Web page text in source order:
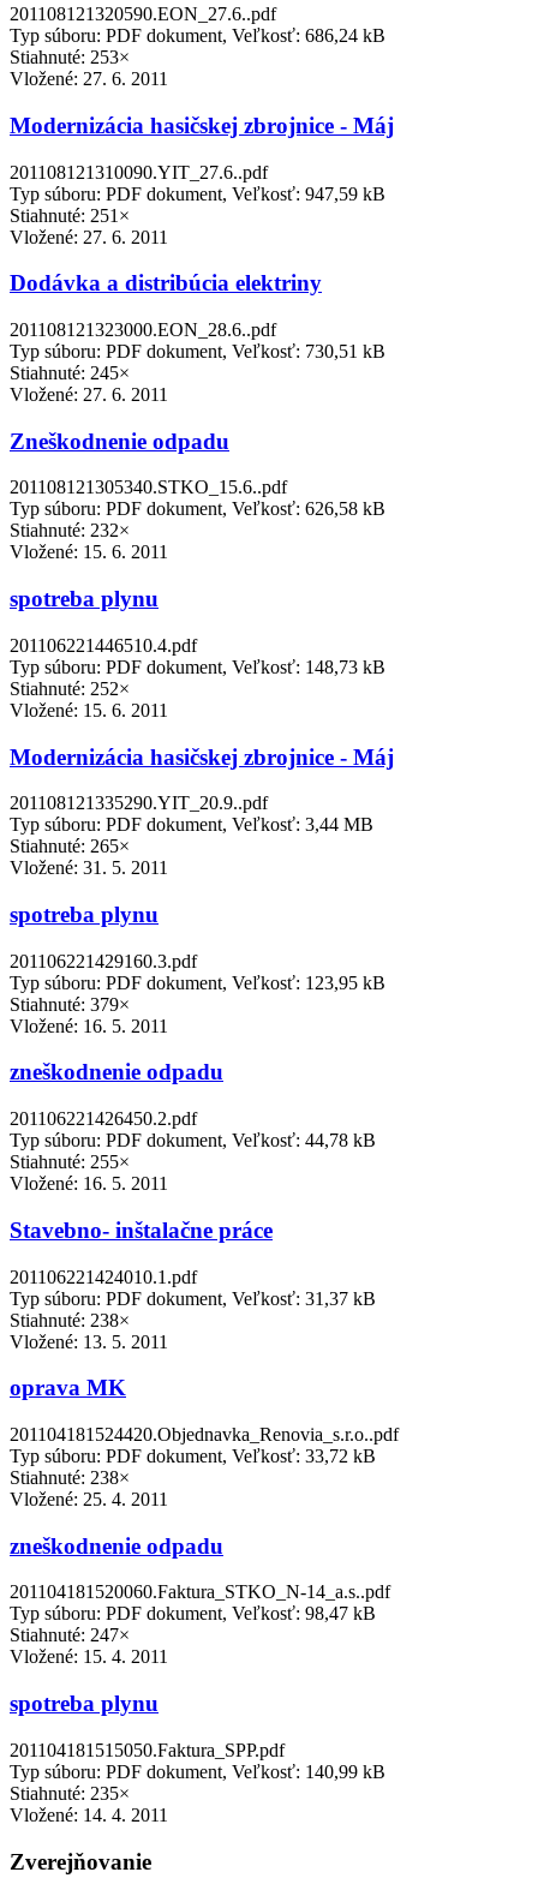
201108121320590.EON_27.6..pdf
Typ súboru: PDF dokument, Veľkosť: 686,24 kB
Stiahnuté: 253×
Vložené: 27. 6. 2011
Modernizácia hasičskej zbrojnice - Máj
201108121310090.YIT_27.6..pdf
Typ súboru: PDF dokument, Veľkosť: 947,59 kB
Stiahnuté: 251×
Vložené: 27. 6. 2011
Dodávka a distribúcia elektriny
201108121323000.EON_28.6..pdf
Typ súboru: PDF dokument, Veľkosť: 730,51 kB
Stiahnuté: 245×
Vložené: 27. 6. 2011
Zneškodnenie odpadu
201108121305340.STKO_15.6..pdf
Typ súboru: PDF dokument, Veľkosť: 626,58 kB
Stiahnuté: 232×
Vložené: 15. 6. 2011
spotreba plynu
201106221446510.4.pdf
Typ súboru: PDF dokument, Veľkosť: 148,73 kB
Stiahnuté: 252×
Vložené: 15. 6. 2011
Modernizácia hasičskej zbrojnice - Máj
201108121335290.YIT_20.9..pdf
Typ súboru: PDF dokument, Veľkosť: 3,44 MB
Stiahnuté: 265×
Vložené: 31. 5. 2011
spotreba plynu
201106221429160.3.pdf
Typ súboru: PDF dokument, Veľkosť: 123,95 kB
Stiahnuté: 379×
Vložené: 16. 5. 2011
zneškodnenie odpadu
201106221426450.2.pdf
Typ súboru: PDF dokument, Veľkosť: 44,78 kB
Stiahnuté: 255×
Vložené: 16. 5. 2011
Stavebno- inštalačne práce
201106221424010.1.pdf
Typ súboru: PDF dokument, Veľkosť: 31,37 kB
Stiahnuté: 238×
Vložené: 13. 5. 2011
oprava MK
201104181524420.Objednavka_Renovia_s.r.o..pdf
Typ súboru: PDF dokument, Veľkosť: 33,72 kB
Stiahnuté: 238×
Vložené: 25. 4. 2011
zneškodnenie odpadu
201104181520060.Faktura_STKO_N-14_a.s..pdf
Typ súboru: PDF dokument, Veľkosť: 98,47 kB
Stiahnuté: 247×
Vložené: 15. 4. 2011
spotreba plynu
201104181515050.Faktura_SPP.pdf
Typ súboru: PDF dokument, Veľkosť: 140,99 kB
Stiahnuté: 235×
Vložené: 14. 4. 2011
Zverejňovanie